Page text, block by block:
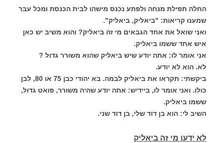
החלה תפילת מנחה ולפתע נכנס מישהו לבית הכנסת ומכל עבר
שמענו קריאות: "ביאליק, ביאליק".
ואני שואל את אחד הגבאים מי זה ביאליק? והוא משיב יש כאן
איש אחד ששמו ביאליק.
אני אומר לו: אתה יודע שיש ביאליק שהוא משורר גדול ?
לא. הוא לא יודע.
ביקשתי: תקראו את ביאליק לבמה. בא יהודי כבן 75 או 80, לבן
כולו. ואני אומר לו, ביידיש: אתה יודע שהיה משורר, פואט גדול,
ששמו ביאליק.
השיב לי: הוא בן דוד שלי, בן דוד שני.
לא ידעו מי זה ביאליק